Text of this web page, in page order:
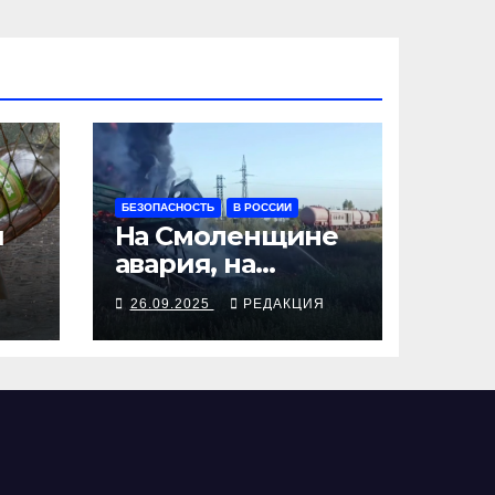
БЕЗОПАСНОСТЬ В РОССИИ
На Смоленщине
авария, на
Псковщине
взрыв
26.09.2025 РЕДАКЦИЯ